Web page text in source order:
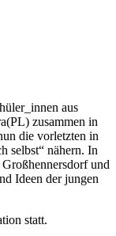
aus
zusammen in
die vorletzten in
selbst“ nähern. In
und
Ideen der jungen
statt.